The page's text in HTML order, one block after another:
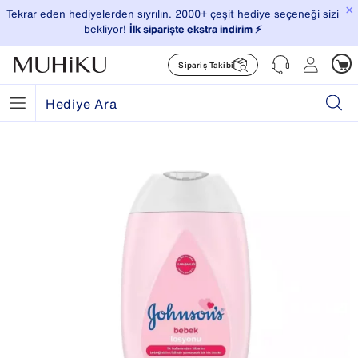
×
Tekrar eden hediyelerden sıyrılın. 2000+ çeşit hediye seçeneği sizi
bekliyor! İlk siparişte ekstra indirim ⚡️
Sipariş Takibi